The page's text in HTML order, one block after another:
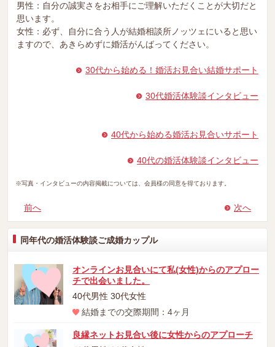
男性：自分の誠実さをお相手にご理解いただくことが大切だと
思います。
女性：必ず、自分に合う人が結婚相談所ノッツェにいると思い
ますので、あきらめずに婚活がんばってください。
30代から始める！婚活お見合い結婚サポート
30代婚活体験談インタビュー
40代から始める婚活お見合いサポート
40代の婚活体験談インタビュー
※写真・インタビューの内容掲載については、会員様の同意を得ております。
前へ 次へ
同年代の婚活体験談ご成婚カップル
オンラインお見合いにて私(女性)からのアプロー
チで出会いました。
40代男性 30代女性
結婚までの交際期間：4ヶ月
良縁ネットお見合い後に女性からのアプローチ